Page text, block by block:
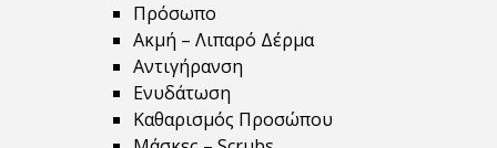
Πρόσωπο
Ακμή – Λιπαρό Δέρμα
Αντιγήρανση
Ενυδάτωση
Καθαρισμός Προσώπου